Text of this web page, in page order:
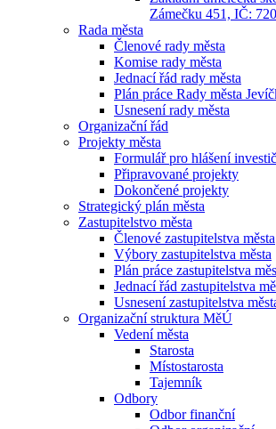
Zámečku 451, IČ:
Rada města
Členové rady města
Komise rady města
Jednací řád rady města
Plán práce Rady města
Usnesení rady města
Organizační řád
Projekty města
Formulář pro hlášení
Připravované projekty
Dokončené projekty
Strategický plán města
Zastupitelstvo města
Členové zastupitelstva města
Výbory zastupitelstva města
Plán práce zastupitelstva
Jednací řád zastupitelstva
Usnesení zastupitelstva
Organizační struktura MěÚ
Vedení města
Starosta
Místostarosta
Tajemník
Odbory
Odbor finanční